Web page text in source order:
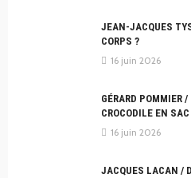
JEAN-JACQUES
CORPS ?
16 juin 2026
GÉRARD POMMIER
CROCODILE EN
16 juin 2026
JACQUES LACAN /